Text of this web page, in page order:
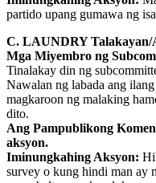
partido upang gumawa ng
C. LAUNDRY Talakayan/
Mga Miyembro ng
Tinalakay din ng
Nawalan ng labada ang
magkaroon ng malaking
dito.
Ang Pampublikong
aksyon.
Iminungkahing Aksyon:
survey o kung hindi man ay